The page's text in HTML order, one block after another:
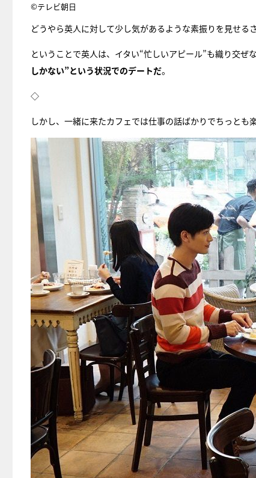
©テレビ朝日
どうやら英人に対して少し気があるような素振りを見せる
ということで英人は、イタい“忙しいアピール”も織り交ぜ
しかない”という状況でのデートだ。
◇
しかし、一緒に来たカフェでは仕事の話ばかりでちっとも